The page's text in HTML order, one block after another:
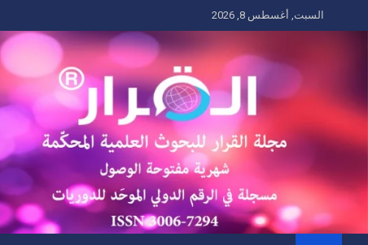
to
السبت, أغسطس 8, 2026